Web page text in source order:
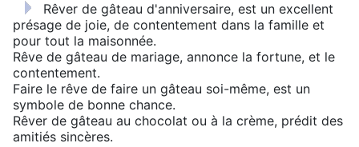
Rêver de gâteau d'anniversaire, est un excellent
présage de joie, de contentement dans la famille et
pour tout la maisonnée.
Rêve de gâteau de mariage, annonce la fortune, et le
contentement.
Faire le rêve de faire un gâteau soi-même, est un
symbole de bonne chance.
Rêver de gâteau au chocolat ou à la crème, prédit des
amitiés sincères.